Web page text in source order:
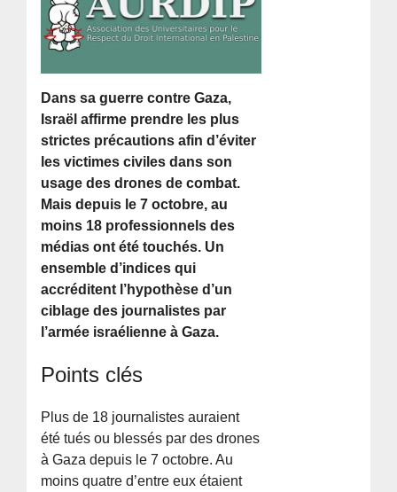
Dans sa guerre contre Gaza,
Israël affirme prendre les plus
strictes précautions afin d’éviter
les victimes civiles dans son
usage des drones de combat.
Mais depuis le 7 octobre, au
moins 18 professionnels des
médias ont été touchés. Un
ensemble d’indices qui
accréditent l’hypothèse d’un
ciblage des journalistes par
l’armée israélienne à Gaza.
Points clés
Plus de 18 journalistes auraient
été tués ou blessés par des drones
à Gaza depuis le 7 octobre. Au
moins quatre d’entre eux étaient